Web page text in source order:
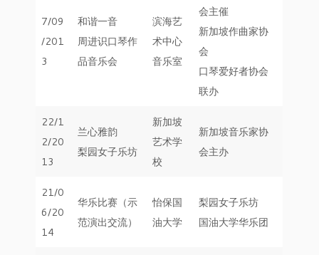
7/09
/201
3
和谐一音
周进识口琴作
品音乐会
滨海艺
术中心
音乐室
会主催
新加坡作曲家协
会
口琴爱好者协会
联办
22/1
2/20
13
兰心雅韵
梨园女子乐坊
新加坡
艺术学
校
新加坡音乐家协
会主办
21/0
6/20
14
华乐比赛（示
范演出交流）
怡保国
油大学
梨园女子乐坊
国油大学华乐团